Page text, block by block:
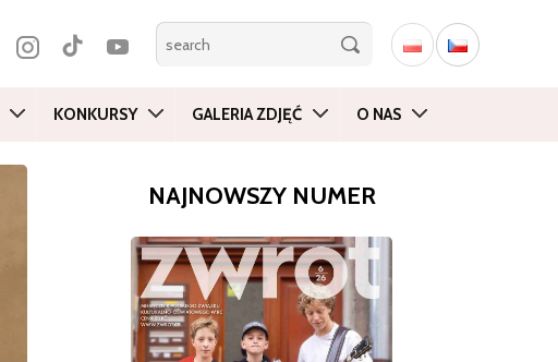
KONKURSY GALERIA ZDJĘĆ O NAS
NAJNOWSZY NUMER